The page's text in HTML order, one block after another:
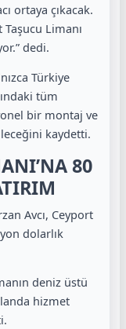
ortaya çıkacak.
Limanı
dedi.
Türkiye
tüm
bir montaj ve
kaydetti.
80
Avcı, Ceyport
dolarlık
deniz üstü
hizmet